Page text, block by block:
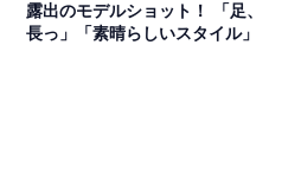
露出のモデルショット！ 「足、
長っ」「素晴らしいスタイル」